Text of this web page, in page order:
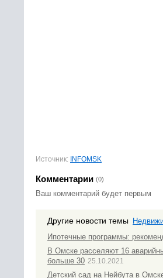
Источник: INFOMSK
Комментарии (0)
Ваш комментарий будет первым
Другие новости темы
Ипотечные программы:
В Омске расселяют 16
больше 30 25.10.2021
Детский сад на Нейбута в